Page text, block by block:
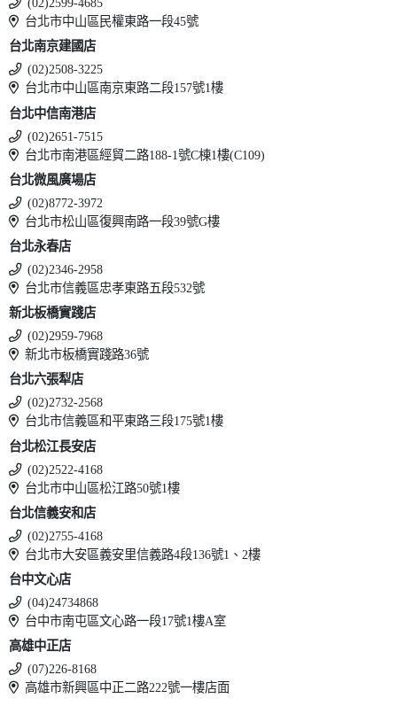
(02)2599-4685
台北市中山區民權東路一段45號
台北南京建國店
(02)2508-3225
台北市中山區南京東路二段157號1樓
台北中信南港店
(02)2651-7515
台北市南港區經貿二路188-1號C棟1樓(C109)
台北微風廣場店
(02)8772-3972
台北市松山區復興南路一段39號G樓
台北永春店
(02)2346-2958
台北市信義區忠孝東路五段532號
新北板橋實踐店
(02)2959-7968
新北市板橋實踐路36號
台北六張犁店
(02)2732-2568
台北市信義區和平東路三段175號1樓
台北松江長安店
(02)2522-4168
台北市中山區松江路50號1樓
台北信義安和店
(02)2755-4168
台北市大安區義安里信義路4段136號1、2樓
台中文心店
(04)24734868
台中市南屯區文心路一段17號1樓A室
高雄中正店
(07)226-8168
高雄市新興區中正二路222號一樓店面